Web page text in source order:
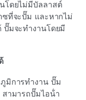
โดยไม่มีบัลลาสต์
ที่จะปั๊ม และหากไม่
มจะทํางานโดยมี
มิการทํางาน ปั๊ม
สามารถปั๊มไอน้ํา